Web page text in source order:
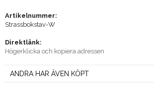
Artikelnummer:
Strassbokstav-W
Direktlänk:
Högerklicka och kopiera adressen
ANDRA HAR ÄVEN KÖPT